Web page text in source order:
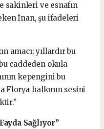
sakinleri ve esnafın
İnan, şu ifadeleri
amacı; yıllardır bu
caddeden okula
kepengini bu
Florya halkının sesini
Sağlıyor”